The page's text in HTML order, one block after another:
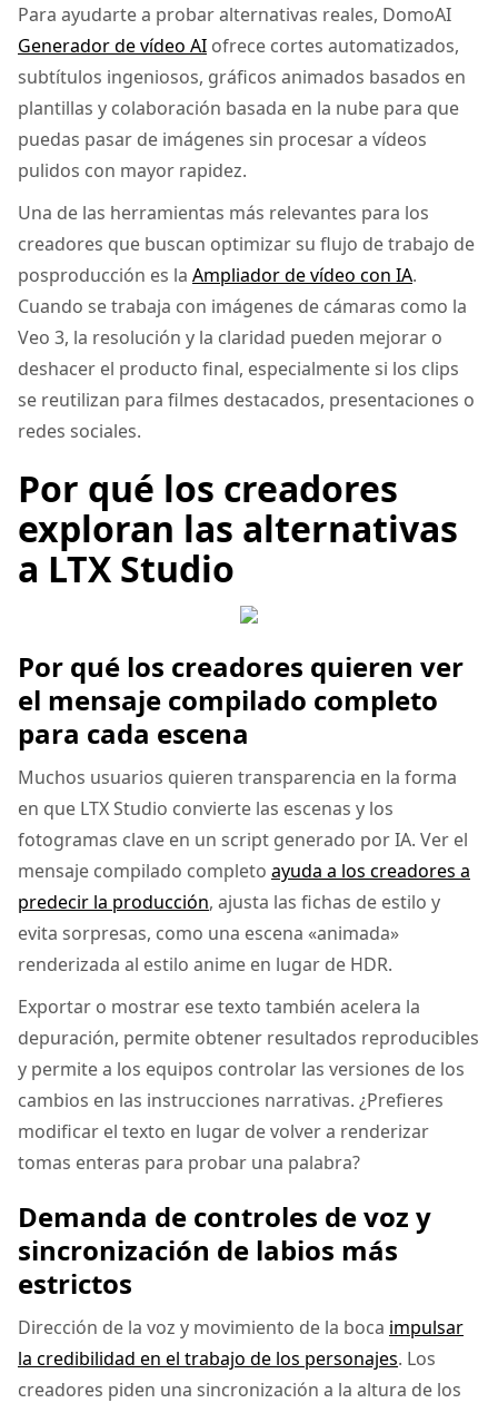
Para ayudarte a probar alternativas reales, DomoAI
Generador de vídeo AI ofrece cortes automatizados,
subtítulos ingeniosos, gráficos animados basados en
plantillas y colaboración basada en la nube para que
puedas pasar de imágenes sin procesar a vídeos
pulidos con mayor rapidez.
Una de las herramientas más relevantes para los
creadores que buscan optimizar su flujo de trabajo de
posproducción es la Ampliador de vídeo con IA.
Cuando se trabaja con imágenes de cámaras como la
Veo 3, la resolución y la claridad pueden mejorar o
deshacer el producto final, especialmente si los clips
se reutilizan para filmes destacados, presentaciones o
redes sociales.
Por qué los creadores
exploran las alternativas
a LTX Studio
Por qué los creadores quieren ver
el mensaje compilado completo
para cada escena
Muchos usuarios quieren transparencia en la forma
en que LTX Studio convierte las escenas y los
fotogramas clave en un script generado por IA. Ver el
mensaje compilado completo ayuda a los creadores a
predecir la producción, ajusta las fichas de estilo y
evita sorpresas, como una escena «animada»
renderizada al estilo anime en lugar de HDR.
Exportar o mostrar ese texto también acelera la
depuración, permite obtener resultados reproducibles
y permite a los equipos controlar las versiones de los
cambios en las instrucciones narrativas. ¿Prefieres
modificar el texto en lugar de volver a renderizar
tomas enteras para probar una palabra?
Demanda de controles de voz y
sincronización de labios más
estrictos
Dirección de la voz y movimiento de la boca impulsar
la credibilidad en el trabajo de los personajes. Los
creadores piden una sincronización a la altura de los